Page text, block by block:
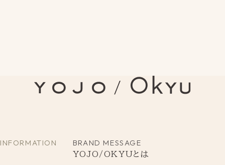
INFORMATION BRAND MESSAGE
YOJO/OKYUとは